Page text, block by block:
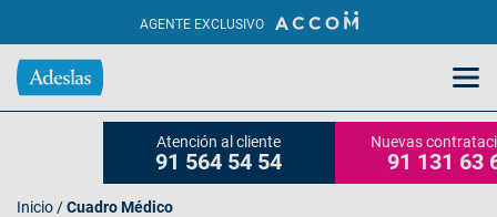
AGENTE EXCLUSIVO
Atención al cliente
91 564 54 54
Nuevas
91 131 63
Inicio /Cuadro Médico